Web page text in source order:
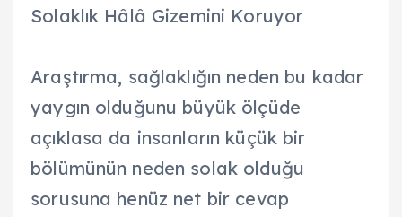
Solaklık Hâlâ Gizemini Koruyor
Araştırma, sağlaklığın neden bu kadar
yaygın olduğunu büyük ölçüde
açıklasa da insanların küçük bir
bölümünün neden solak olduğu
sorusuna henüz net bir cevap